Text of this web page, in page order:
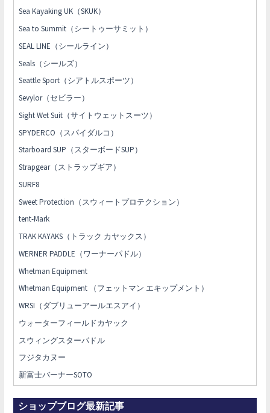
Sea Kayaking UK（SKUK）
Sea to Summit（シートゥーサミット）
SEAL LINE（シールライン）
Seals（シールズ）
Seattle Sport（シアトルスポーツ）
Sevylor（セビラー）
Sight Wet Suit（サイトウェットスーツ）
SPYDERCO（スパイダルコ）
Starboard SUP（スターボードSUP）
Strapgear（ストラップギア）
SURF8
Sweet Protection（スウィートプロテクション）
tent-Mark
TRAK KAYAKS（トラック カヤックス）
WERNER PADDLE（ワーナーパドル）
Whetman Equipment
Whetman Equipment （フェットマン エキップメント）
WRSI（ダブリューアールエスアイ）
ウォーターフィールドカヤック
スウィングスターパドル
フジタカヌー
新富士バーナーSOTO
ショップブログ最新記事